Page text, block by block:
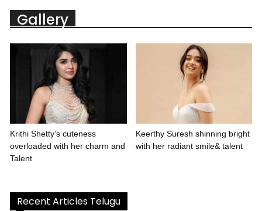
Gallery
Krithi Shetty’s cuteness
overloaded with her charm and
Talent
Keerthy Suresh shinning bright
with her radiant smile& talent
Recent Articles Telugu